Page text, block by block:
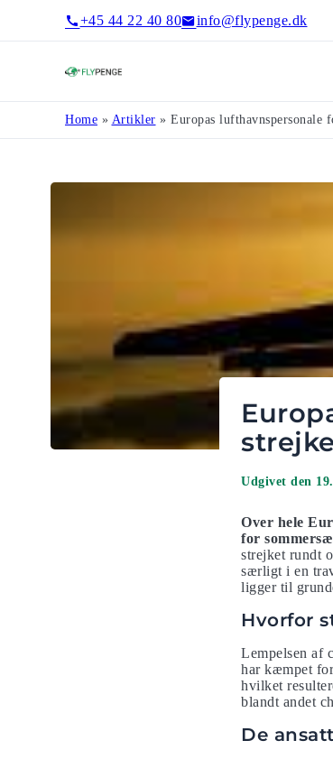
+45 44 22 40 80 info@flypenge.dk
Home » Artikler » Europas lufthavnspersonale
Udgivet den
Over hele
for
strejket rundt
særligt i en
ligger til
Hvorfor
Lempelsen af
har kæmpet
hvilket
blandt andet
De